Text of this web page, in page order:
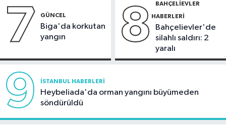
7 GÜNCEL
Biga'da korkutan
yangın
8 BAHÇELIEVLER
HABERLERI
Bahçelievler'de
silahlı saldırı: 2
yaralı
9 İSTANBUL HABERLERI
Heybeliada'da orman yangını büyümeden
söndürüldü